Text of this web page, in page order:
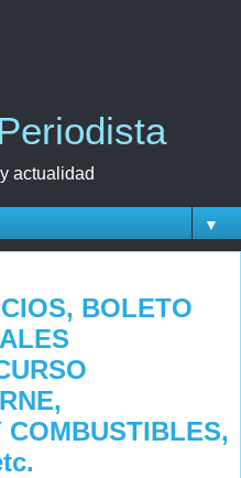
actualidad
▼
BOLETO
COMBUSTIBLES,